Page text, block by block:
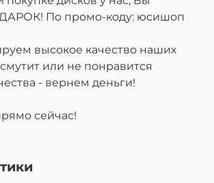
По промо-коду: юсишоп
высокое качество наших
или не понравится
- вернем деньги!
сейчас!